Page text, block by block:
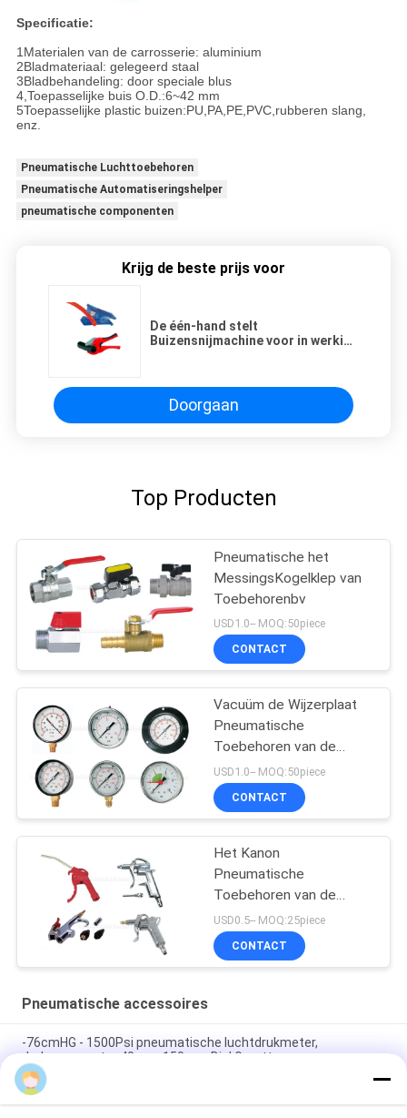
Specificatie:
1Materialen van de carrosserie: aluminium
2Bladmateriaal: gelegeerd staal
3Bladbehandeling: door speciale blus
4,Toepasselijke buis O.D.:6~42 mm
5Toepasselijke plastic buizen:PU,PA,PE,PVC,rubberen slang,
enz.
Pneumatische Luchttoebehoren
Pneumatische Automatiseringshelper
pneumatische componenten
Krijg de beste prijs voor
De één-hand stelt
Buizensnijmachine voor in werking
Doorgaan
Top Producten
Pneumatische het
MessingsKogelklep van
Toebehorenbv
USD1.0-- MOQ:50piece
CONTACT
Vacuüm de Wijzerplaat
Pneumatische
Toebehoren van de
Drukmaat
USD1.0-- MOQ:50piece
CONTACT
Het Kanon
Pneumatische
Toebehoren van de
bandinflator
USD0.5-- MOQ:25piece
CONTACT
Pneumatische accessoires
-76cmHG - 1500Psi pneumatische luchtdrukmeter,
drukmanometer 40mm-150mm Dial Grootte
Vloeiend open type 1.35Mpa RSV Messing veiligheidsklep 1/8"
- 2" PT Voor luchtcompressor